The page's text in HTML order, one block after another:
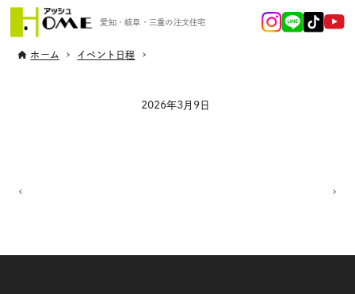
愛知・岐阜・三重の注文住宅
ホーム イベント日程
2026年3月9日